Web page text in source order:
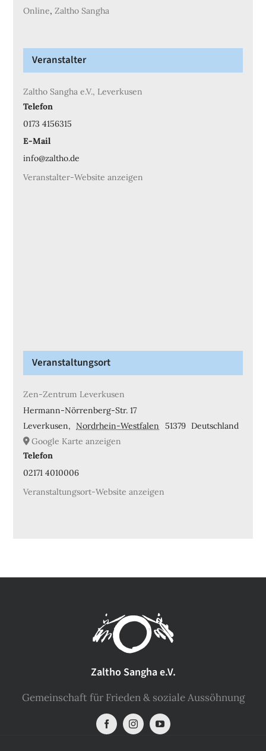
Online, Zaltho Sangha
Veranstalter
Zaltho Sangha e.V., Leverkusen
Telefon
0173 4156315
E-Mail
info@zaltho.de
Veranstalter-Website anzeigen
Veranstaltungsort
Zen-Zentrum Leverkusen
Hermann-Nörrenberg-Str. 17
Leverkusen, Nordrhein-Westfalen 51379 Deutschland
Google Karte anzeigen
Telefon
02171 4010006
Veranstaltungsort-Website anzeigen
Zaltho Sangha e.V.
Gemeinschaft für Frieden & soziale Aussöhnung